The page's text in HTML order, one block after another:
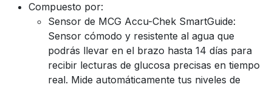
Compuesto por:
Sensor de MCG Accu-Chek SmartGuide:
Sensor cómodo y resistente al agua que
podrás llevar en el brazo hasta 14 días para
recibir lecturas de glucosa precisas en tiempo
real. Mide automáticamente tus niveles de